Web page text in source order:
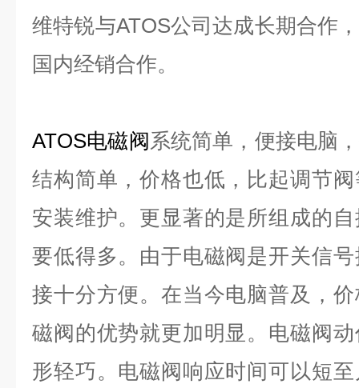
维特锐与ATOS公司达成长期合作
国内经销合作。
ATOS电磁阀系统简单，便接电脑
结构简单，价格也低，比起调节
安装维护。更显著的是所组成的
要低得多。由于电磁阀是开关信
接十分方便。在当今电脑普及，
磁阀的优势就更加明显。电磁阀
形轻巧。电磁阀响应时间可以短